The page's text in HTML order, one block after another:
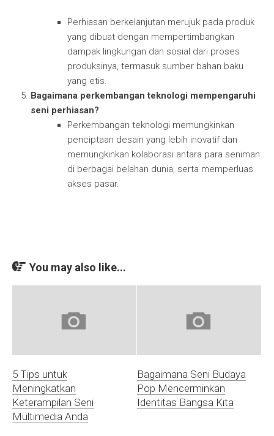
Perhiasan berkelanjutan merujuk pada produk
yang dibuat dengan mempertimbangkan
dampak lingkungan dan sosial dari proses
produksinya, termasuk sumber bahan baku
yang etis.
Bagaimana perkembangan teknologi mempengaruhi
seni perhiasan?
Perkembangan teknologi memungkinkan
penciptaan desain yang lebih inovatif dan
memungkinkan kolaborasi antara para seniman
di berbagai belahan dunia, serta memperluas
akses pasar.
You may also like...
5 Tips untuk
Meningkatkan
Keterampilan Seni
Multimedia Anda
Bagaimana Seni Budaya
Pop Mencerminkan
Identitas Bangsa Kita